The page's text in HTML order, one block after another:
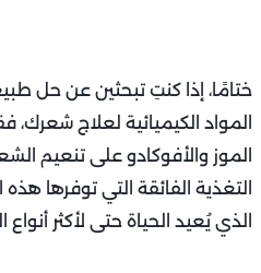
ختامًا، إذا كنتِ تبحثين عن حل
المواد الكيميائية لعلاج
الموز والأفوكادو على تنعيم
التغذية الفائقة التي توفرها
الذي يُعيد الحياة حتى لأكثر أنواع